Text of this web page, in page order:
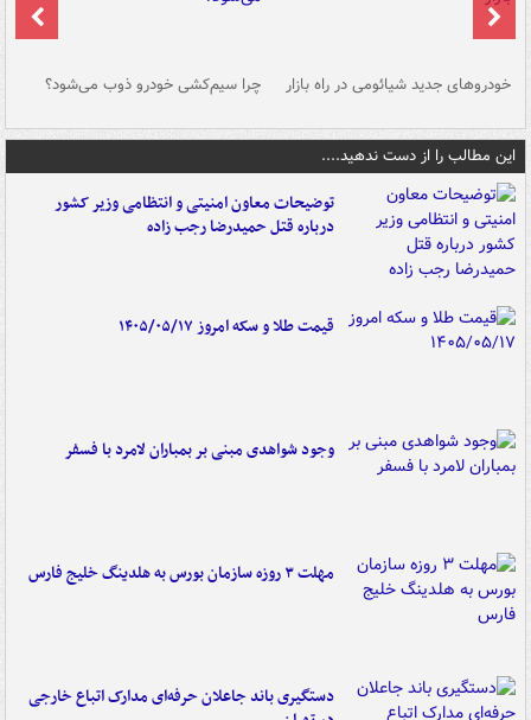
خودروهای جدید شیائومی در راه بازار چرا سیم‌کشی خودرو ذوب می‌شود؟
این مطالب را از دست ندهید....
توضیحات معاون امنیتی و انتظامی وزیر کشور
درباره قتل حمیدرضا رجب زاده
قیمت طلا و سکه امروز ۱۴۰۵/۰۵/۱۷
وجود شواهدی مبنی بر بمباران لامرد با فسفر
مهلت ۳ روزه سازمان بورس به هلدینگ خلیج فارس
دستگیری باند جاعلان حرفه‌ای مدارک اتباع خارجی